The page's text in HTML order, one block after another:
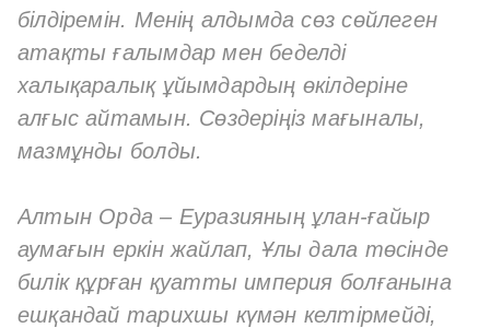
білдіремін. Менің алдымда сөз сөйлеген
атақты ғалымдар мен беделді
халықаралық ұйымдардың өкілдеріне
алғыс айтамын. Сөздеріңіз мағыналы,
мазмұнды болды.
Алтын Орда – Еуразияның ұлан-ғайыр
аумағын еркін жайлап, Ұлы дала төсінде
билік құрған қуатты империя болғанына
ешқандай тарихшы күмән келтірмейді,